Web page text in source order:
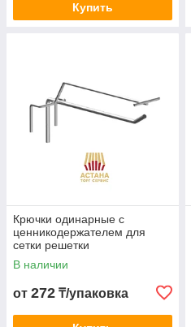
Купить
Крючки одинарные с
ценникодержателем для
сетки решетки
В наличии
от 272 ₸/упаковка